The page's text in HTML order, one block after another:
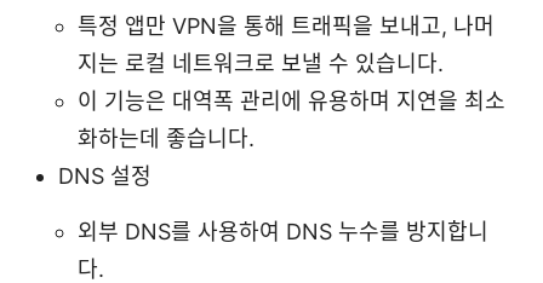
특정 앱만 VPN을 통해 트래픽을 보내고, 나머
지는 로컬 네트워크로 보낼 수 있습니다.
이 기능은 대역폭 관리에 유용하며 지연을 최소
화하는데 좋습니다.
DNS 설정
외부 DNS를 사용하여 DNS 누수를 방지합니
다.